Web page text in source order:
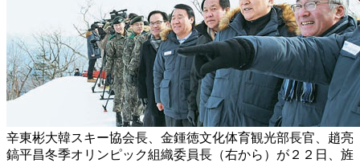
辛東彬大韓スキー協会長、金鍾徳文化体育観光部長官、趙亮
鎬平昌冬季オリンピック組織委員長（右から）が２２日、旌